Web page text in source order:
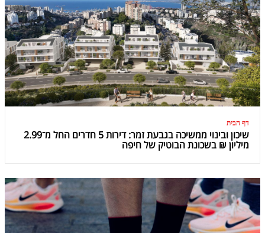
דף הבית
שיכון ובינוי ממשיכה בגבעת זמר: דירות 5 חדרים החל מ־2.99
מיליון ₪ בשכונת הבוטיק של חיפה